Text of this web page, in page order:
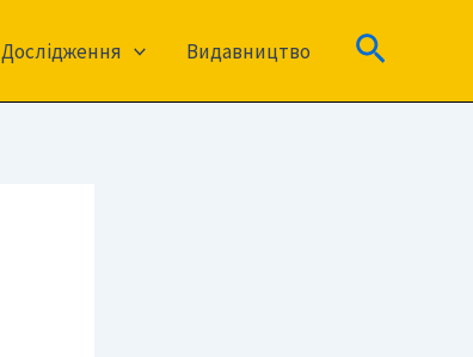
Дослідження Видавництво Пошук